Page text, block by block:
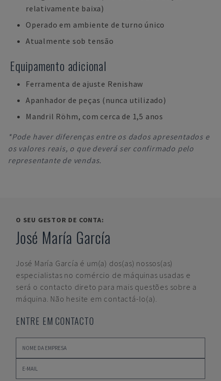
relativamente baixa)
Operado em ambiente de turno único
Atualmente sob tensão
Equipamento adicional
Ferramenta de ajuste Renishaw
Apanhador de peças (nunca utilizado)
Mandril Röhm, com cerca de 1,5 anos
*Pode haver diferenças entre os dados apresentados e
os valores reais, o que deverá ser confirmado pelo
representante de vendas.
O SEU GESTOR DE CONTA:
José María García
José María García é um(a) dos(as) nossos(as)
especialistas no comércio de máquinas usadas e
será o contacto direto para mais questões sobre a
máquina. Não hesite em contactá-lo(a).
ENTRE EM CONTACTO